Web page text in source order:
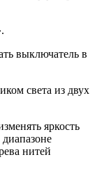
выключатель в
света из двух
яркость
нитей